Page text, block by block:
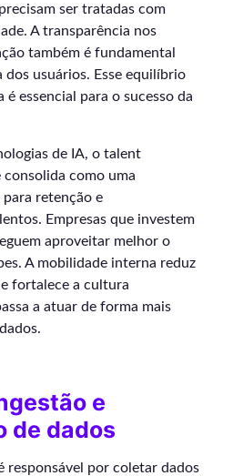
ser tratadas com
A transparência nos
também é fundamental
usuários. Esse equilíbrio
essencial para o sucesso da
de IA, o talent
como uma
retenção e
Empresas que investem
aproveitar melhor o
A mobilidade interna reduz
fortalece a cultura
a atuar de forma mais
e
de dados
responsável por coletar dados